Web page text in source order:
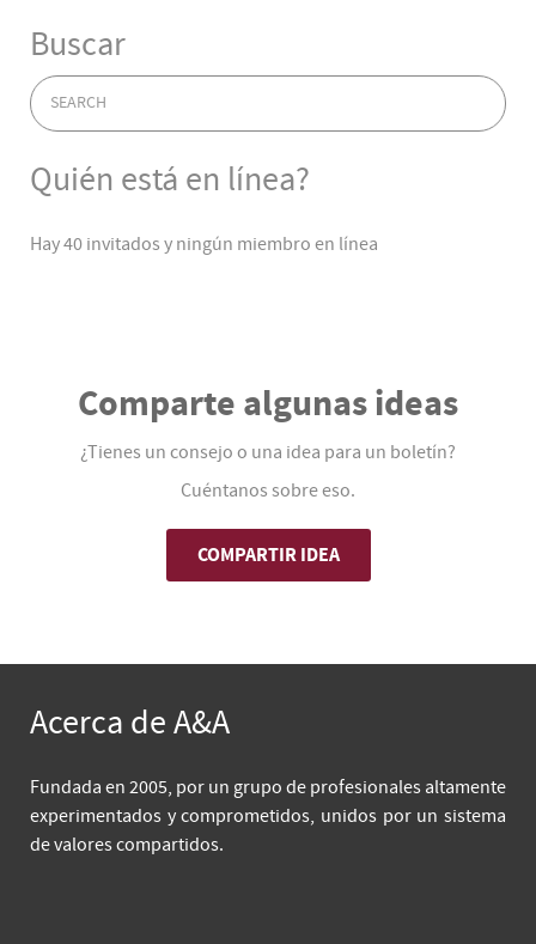
Buscar
Quién está en línea?
Hay 40 invitados y ningún miembro en línea
Comparte algunas ideas
¿Tienes un consejo o una idea para un boletín?
Cuéntanos sobre eso.
COMPARTIR IDEA
Acerca de A&A
Fundada en 2005, por un grupo de profesionales altamente
experimentados y comprometidos, unidos por un sistema
de valores compartidos.